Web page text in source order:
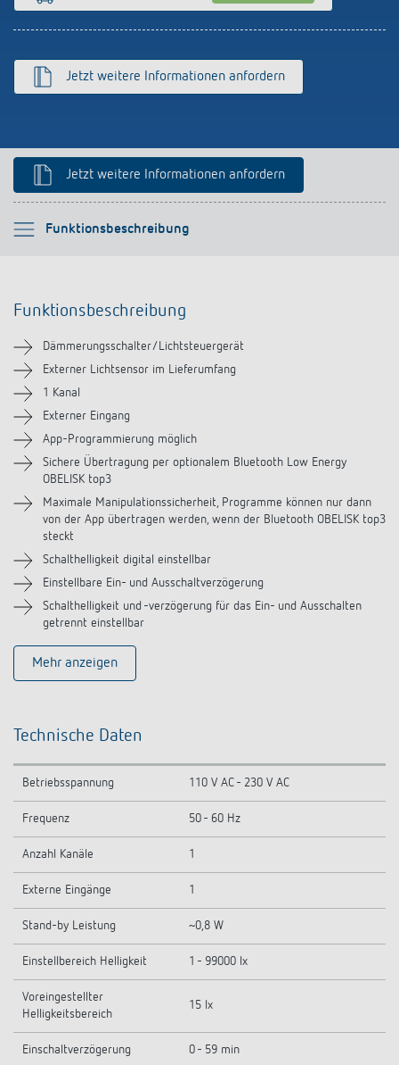
Anfahrt
Jetzt weitere Informationen anfordern
Jetzt weitere Informationen anfordern
Funktionsbeschreibung
Bitte auswählen
Technische Informationen
Downloads
Zubehör
Ähnliche Produkte
Funktionsbeschreibung
Dämmerungsschalter/Lichtsteuergerät
Externer Lichtsensor im Lieferumfang
1 Kanal
Externer Eingang
App-Programmierung möglich
Sichere Übertragung per optionalem Bluetooth Low Energy
OBELISK top3
Maximale Manipulationssicherheit, Programme können nur dann
von der App übertragen werden, wenn der Bluetooth OBELISK top3
steckt
Schalthelligkeit digital einstellbar
Einstellbare Ein- und Ausschaltverzögerung
Schalthelligkeit und -verzögerung für das Ein- und Ausschalten
getrennt einstellbar
Mehr anzeigen
Technische Daten
Betriebsspannung 110 V AC - 230 V AC
Frequenz 50 - 60 Hz
Anzahl Kanäle 1
Externe Eingänge 1
Stand-by Leistung ~0,8 W
Einstellbereich Helligkeit 1 - 99000 lx
Voreingestellter
Helligkeitsbereich
15 lx
Einschaltverzögerung 0 - 59 min